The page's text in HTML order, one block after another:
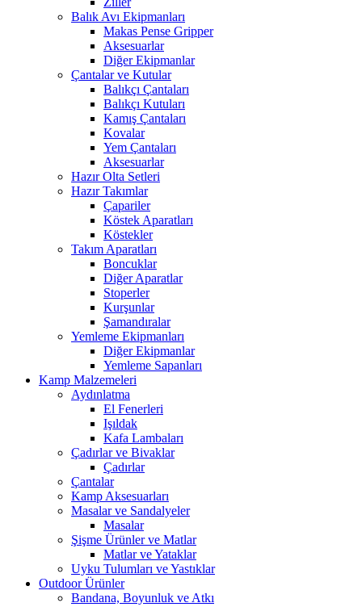
Balık Avı Ekipmanları
Makas Pense Gripper
Aksesuarlar
Diğer Ekipmanlar
Çantalar ve Kutular
Balıkçı Çantaları
Balıkçı Kutuları
Kamış Çantaları
Kovalar
Yem Çantaları
Aksesuarlar
Hazır Olta Setleri
Hazır Takımlar
Çapariler
Köstek Aparatları
Köstekler
Takım Aparatları
Boncuklar
Diğer Aparatlar
Stoperler
Kurşunlar
Şamandıralar
Yemleme Ekipmanları
Diğer Ekipmanlar
Yemleme Sapanları
Kamp Malzemeleri
Aydınlatma
El Fenerleri
Işıldak
Kafa Lambaları
Çadırlar ve Bivaklar
Çadırlar
Çantalar
Kamp Aksesuarları
Masalar ve Sandalyeler
Masalar
Şişme Ürünler ve Matlar
Matlar ve Yataklar
Uyku Tulumları ve Yastıklar
Outdoor Ürünler
Bandana, Boyunluk ve Atkı